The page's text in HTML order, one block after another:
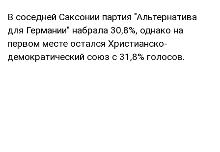
В соседней Саксонии партия "Альтернатива
для Германии" набрала 30,8%, однако на
первом месте остался Христианско-
демократический союз с 31,8% голосов.